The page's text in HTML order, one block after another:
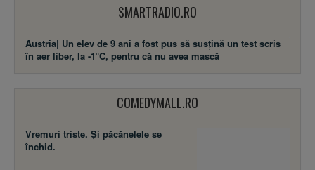
SMARTRADIO.RO
Austria| Un elev de 9 ani a fost pus să susţină un test scris
în aer liber, la -1°C, pentru că nu avea mască
COMEDYMALL.RO
Vremuri triste. Şi păcănelele se
închid.